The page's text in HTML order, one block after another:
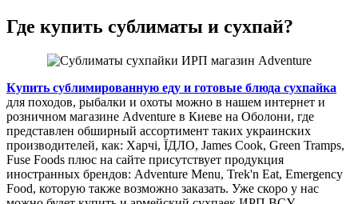
Где купить сублиматы и сухпай?
Купить сублимированную еду и готовые блюда сухпайка
для походов, рыбалки и охоты можно в нашем интернет и
розничном магазине Adventure в Киеве на Оболони, где
представлен обширный ассортимент таких украинских
производителей, как: Харчі, ЇДЛО, James Cook, Green Tramps,
Fuse Foods плюс на сайте присутствует продукция
иностранных брендов: Adventure Menu, Trek'n Eat, Emergency
Food, которую также возможно заказать. Уже скоро у нас